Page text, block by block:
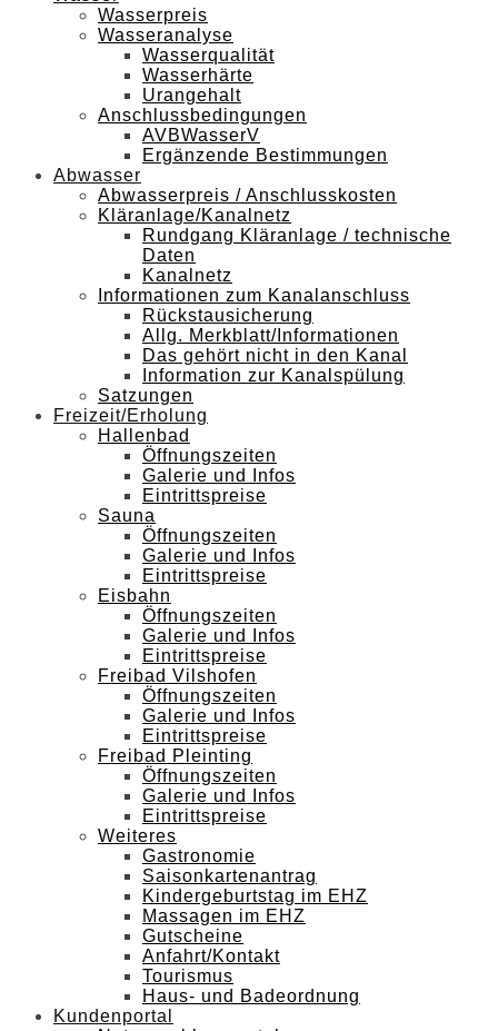
Wasserpreis
Wasseranalyse
Wasserqualität
Wasserhärte
Urangehalt
Anschlussbedingungen
AVBWasserV
Ergänzende Bestimmungen
Abwasser
Abwasserpreis / Anschlusskosten
Kläranlage/Kanalnetz
Rundgang Kläranlage / technische
Daten
Kanalnetz
Informationen zum Kanalanschluss
Rückstausicherung
Allg. Merkblatt/Informationen
Das gehört nicht in den Kanal
Information zur Kanalspülung
Satzungen
Freizeit/Erholung
Hallenbad
Öffnungszeiten
Galerie und Infos
Eintrittspreise
Sauna
Öffnungszeiten
Galerie und Infos
Eintrittspreise
Eisbahn
Öffnungszeiten
Galerie und Infos
Eintrittspreise
Freibad Vilshofen
Öffnungszeiten
Galerie und Infos
Eintrittspreise
Freibad Pleinting
Öffnungszeiten
Galerie und Infos
Eintrittspreise
Weiteres
Gastronomie
Saisonkartenantrag
Kindergeburtstag im EHZ
Massagen im EHZ
Gutscheine
Anfahrt/Kontakt
Tourismus
Haus- und Badeordnung
Kundenportal